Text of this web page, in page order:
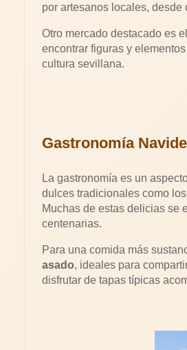
por artesanos locales,
Otro mercado destacado es
encontrar figuras y
cultura sevillana.
Gastronomía
La gastronomía es un
dulces tradicionales como los
Muchas de estas delicias se
centenarias.
Para una comida más
asado, ideales para
disfrutar de tapas típicas